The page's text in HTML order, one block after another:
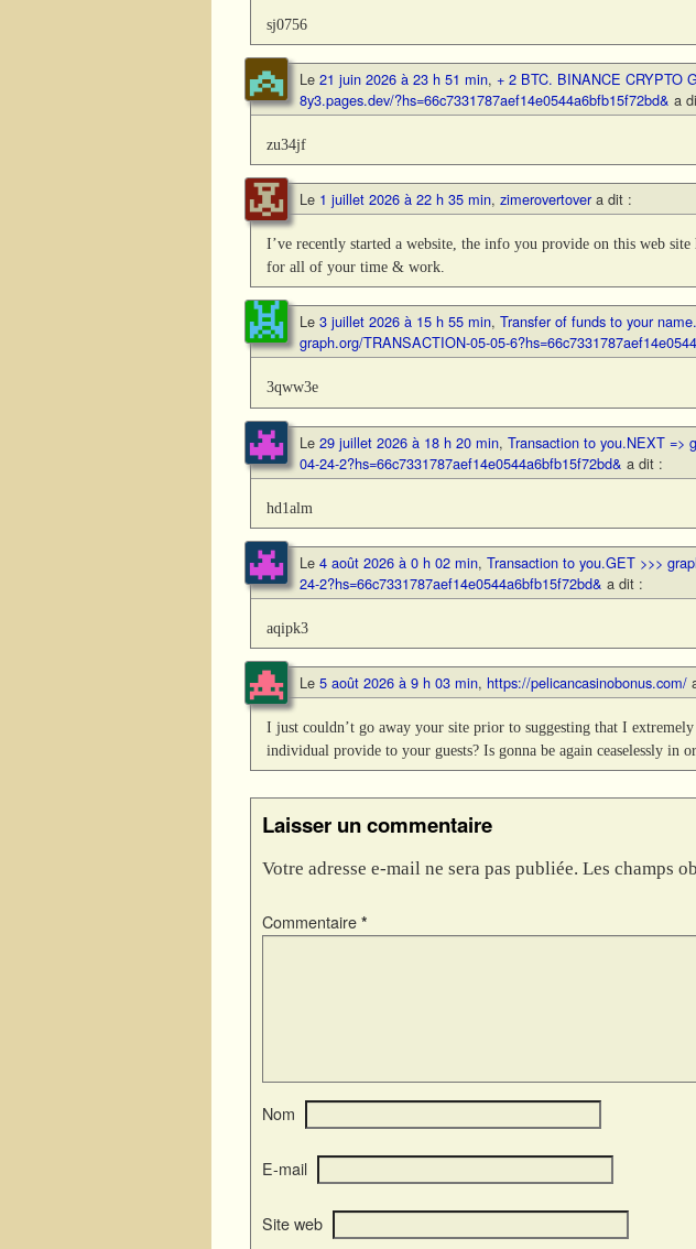
sj0756
Le 21 juin 2026 à 23 h 51 min, + 2 BTC. BINANCE CRYPTO
8y3.pages.dev/?hs=66c7331787aef14e0544a6bfb15f72bd& a
zu34jf
Le 1 juillet 2026 à 22 h 35 min, zimerovertover a dit :
I’ve recently started a website, the info you provide on this web
for all of your time & work.
Le 3 juillet 2026 à 15 h 55 min, Transfer of funds to your
graph.org/TRANSACTION-05-05-
3qww3e
Le 29 juillet 2026 à 18 h 20 min, Transaction to you.NEXT =>
04-24-2?hs=66c7331787aef14e0544a6bfb15f72bd& a dit :
hd1alm
Le 4 août 2026 à 0 h 02 min, Transaction to you.GET >>>
24-2?hs=66c7331787aef14e0544a6bfb15f72bd& a dit :
aqipk3
Le 5 août 2026 à 9 h 03 min, https://pelicancasinobonus.com/
I just couldn’t go away your site prior to suggesting that I
individual provide to your guests? Is gonna be again ceaselessly in
Laisser un commentaire
Votre adresse e-mail ne sera pas publiée. Les champs
Commentaire *
Nom
E-mail
Site web